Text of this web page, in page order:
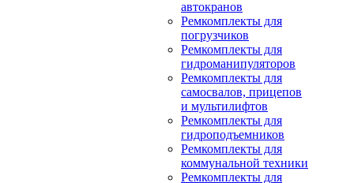
автокранов
Ремкомплекты для
погрузчиков
Ремкомплекты для
гидроманипуляторов
Ремкомплекты для
самосвалов, прицепов
и мультилифтов
Ремкомплекты для
гидроподъемников
Ремкомплекты для
коммунальной техники
Ремкомплекты для